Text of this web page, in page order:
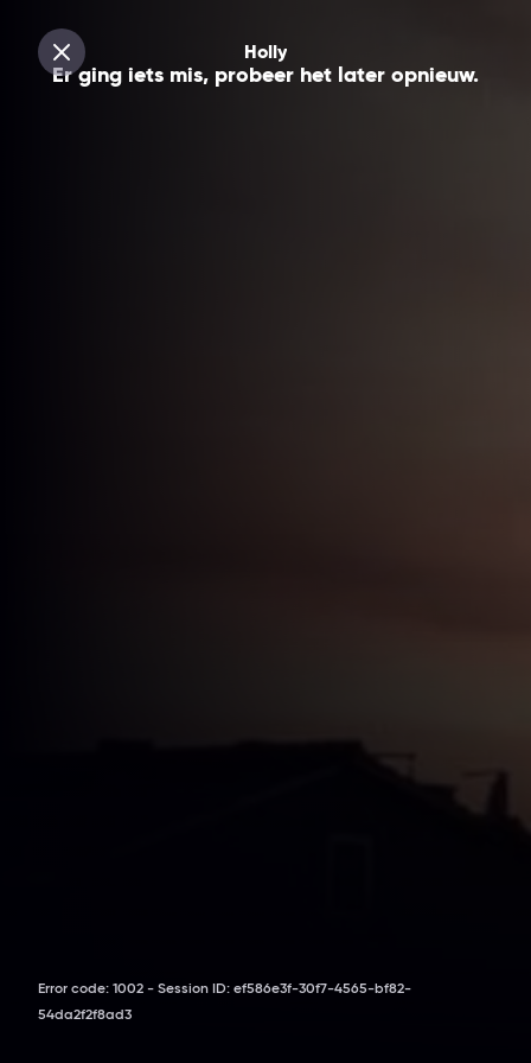
Sluiten
Holly
Er ging iets mis, probeer het later opnieuw.
Error code: 1002 Session ID: ef586e3f-30f7-4565-bf82-
54da2f2f8ad3